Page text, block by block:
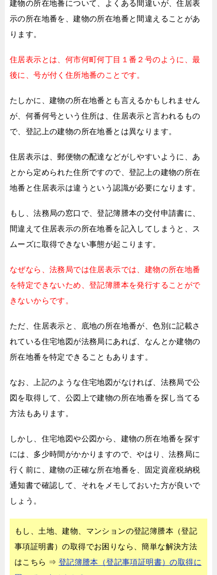
建物の所在地番について、よくある間違いが、住居表
示の所在地番を、建物の所在地番と間違えることがあ
ります。
住居表示とは、何市何町何丁目１番２号のように、最
後に、号が付く住所地番のことです。
たしかに、建物の所在地番とも言えるかもしれません
が、 何番何号という住所は、住居表示と言われるもの
で、 登記上の建物の所在地番とは異なります。
住居表示は、郵便物の配達などがしやすいように、 あ
とから定められた住所ですので、 登記上の建物の所在
地番と住居表示は違うという認識が必要になります。
もし、法務局の窓口で、登記簿謄本の交付申請書に、
間違えて住居表示の所在地番を記入してしまうと、
ス
ムーズに取得できない事態が起こります。
なぜなら、法務局では住居表示では、 建物の所在地番
を特定できないため、 登記簿謄本を発行することがで
きないからです。
ただ、住居表示と、底地の所在地番が、色別に記載さ
れている住宅地図が法務局にあれば、 なんとか建物の
所在地番を特定できることもあります。
なお、上記のような住宅地図がなければ、 法務局で公
図を取得して、 公図上で建物の所在地番を探し当てる
方法もあります。
しかし、住宅地図や公図から、建物の所在地番を探す
には、 多少時間がかかりますので、やはり、法務局に
行く前に、建物の正確な所在地番を、
固定資産税納税
通知書で確認して、それをメモしておいた方が良いで
しょう。
もし、土地、建物、マンションの登記簿謄本（登記
事項証明書）の取得でお困りなら、簡単な解決方法
はこちら ⇒ 登記簿謄本（登記事項証明書）の取得に